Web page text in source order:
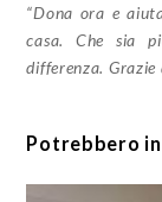
“Dona ora e
casa. Che sia
differenza. Grazie
Potrebbero